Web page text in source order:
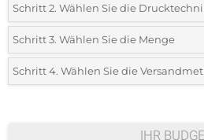
Schritt 2. Wählen Sie die
*Wählen Sie die Druck- und
1 Farbig (Auf einer Seite)
Schritt 3. Wählen Sie die Menge
*Bitte wählen Sie Ihre gewünschte
Schritt 4. Wählen Sie die
IHR